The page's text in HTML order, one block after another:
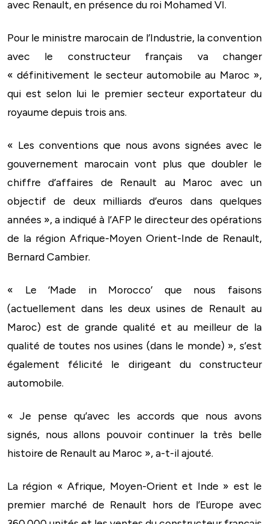
avec Renault, en présence du roi Mohamed VI.
Pour le ministre marocain de l’Industrie, la convention
avec le constructeur français va changer
« définitivement le secteur automobile au Maroc »,
qui est selon lui le premier secteur exportateur du
royaume depuis trois ans.
« Les conventions que nous avons signées avec le
gouvernement marocain vont plus que doubler le
chiffre d’affaires de Renault au Maroc avec un
objectif de deux milliards d’euros dans quelques
années », a indiqué à l’AFP le directeur des opérations
de la région Afrique-Moyen Orient-Inde de Renault,
Bernard Cambier.
« Le ‘Made in Morocco’ que nous faisons
(actuellement dans les deux usines de Renault au
Maroc) est de grande qualité et au meilleur de la
qualité de toutes nos usines (dans le monde) », s’est
également félicité le dirigeant du constructeur
automobile.
« Je pense qu’avec les accords que nous avons
signés, nous allons pouvoir continuer la très belle
histoire de Renault au Maroc », a-t-il ajouté.
La région « Afrique, Moyen-Orient et Inde » est le
premier marché de Renault hors de l’Europe avec